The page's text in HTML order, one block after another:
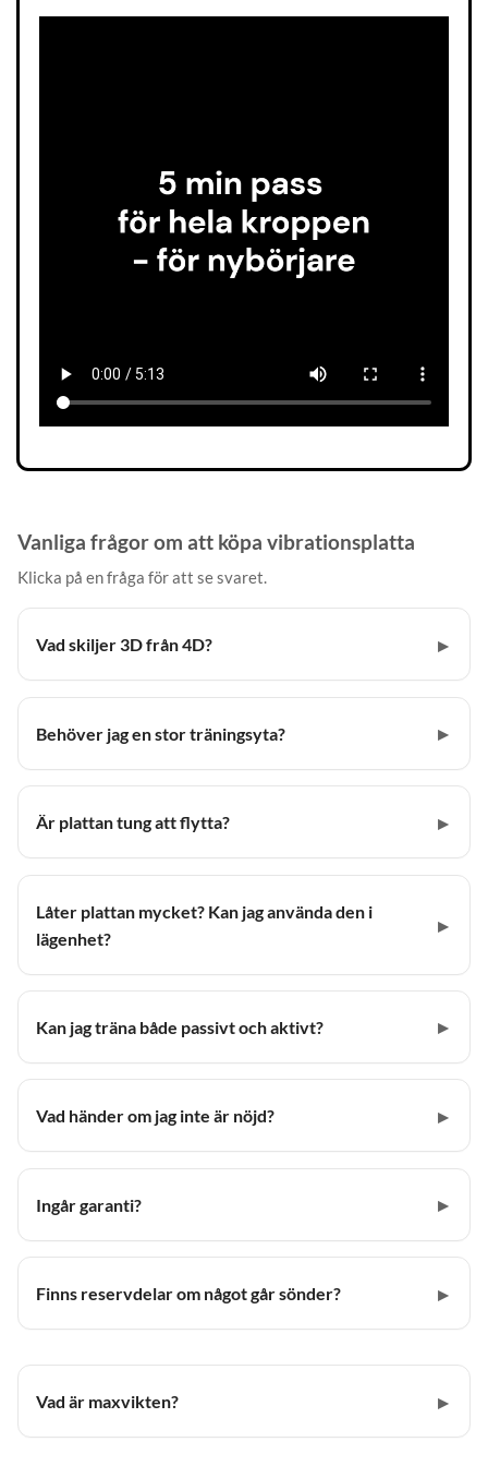
Vanliga frågor om att köpa vibrationsplatta
Klicka på en fråga för att se svaret.
Vad skiljer 3D från 4D?
Behöver jag en stor träningsyta?
Är plattan tung att flytta?
Låter plattan mycket? Kan jag använda den i
lägenhet?
Kan jag träna både passivt och aktivt?
Vad händer om jag inte är nöjd?
Ingår garanti?
Finns reservdelar om något går sönder?
Vad är maxvikten?